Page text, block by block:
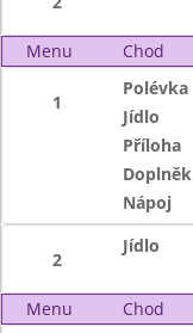
Menu Chod
1
Polévka
Jídlo
Příloha
Doplněk
Nápoj
2
Jídlo
Menu Chod